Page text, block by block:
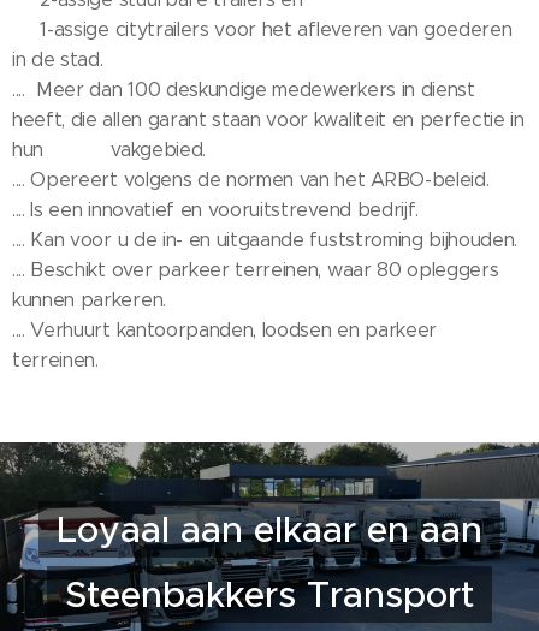
1-assige citytrailers voor het afleveren van goederen
in de stad.
.... Meer dan 100 deskundige medewerkers in dienst
heeft, die allen garant staan voor kwaliteit en perfectie in
hun vakgebied.
.... Opereert volgens de normen van het ARBO-beleid.
.... Is een innovatief en vooruitstrevend bedrijf.
.... Kan voor u de in- en uitgaande fuststroming bijhouden.
.... Beschikt over parkeer terreinen, waar 80 opleggers
kunnen parkeren.
.... Verhuurt kantoorpanden, loodsen en parkeer
terreinen.
Loyaal aan elkaar en aan
Steenbakkers Transport